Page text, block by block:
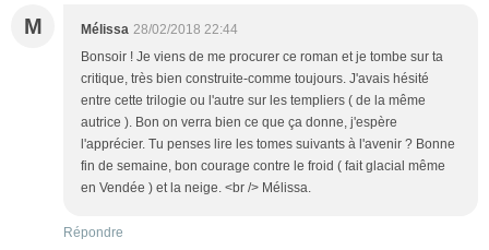
M Mélissa 28/02/2018 22:44
Bonsoir ! Je viens de me procurer ce roman et je tombe sur ta
critique, très bien construite-comme toujours. J'avais hésité
entre cette trilogie ou l'autre sur les templiers ( de la même
autrice ). Bon on verra bien ce que ça donne, j'espère
l'apprécier. Tu penses lire les tomes suivants à l'avenir ? Bonne
fin de semaine, bon courage contre le froid ( fait glacial même
en Vendée ) et la neige. <br /> Mélissa.
Répondre